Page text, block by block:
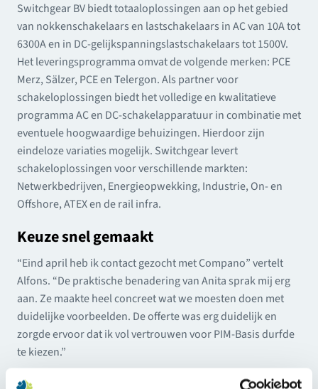
Switchgear BV biedt totaaloplossingen aan op het gebied
van nokkenschakelaars en lastschakelaars in AC van 10A tot
6300A en in DC-gelijkspanningslastschakelaars tot 1500V.
Het leveringsprogramma omvat de volgende merken: PCE
Merz, Sälzer, PCE en Telergon. Als partner voor
schakeloplossingen biedt het volledige en kwalitatieve
programma AC en DC-schakelapparatuur in combinatie met
eventuele hoogwaardige behuizingen. Hierdoor zijn
eindeloze variaties mogelijk. Switchgear levert
schakeloplossingen voor verschillende markten:
Netwerkbedrijven, Energieopwekking, Industrie, On- en
Offshore, ATEX en de rail infra.
Keuze snel gemaakt
“Eind april heb ik contact gezocht met Compano” vertelt
Alfons. “De praktische benadering van Anita sprak mij erg
aan. Ze maakte heel concreet wat we moesten doen met
duidelijke voorbeelden. De offerte was erg duidelijk en
zorgde ervoor dat ik vol vertrouwen voor PIM-Basis durfde
te kiezen.”